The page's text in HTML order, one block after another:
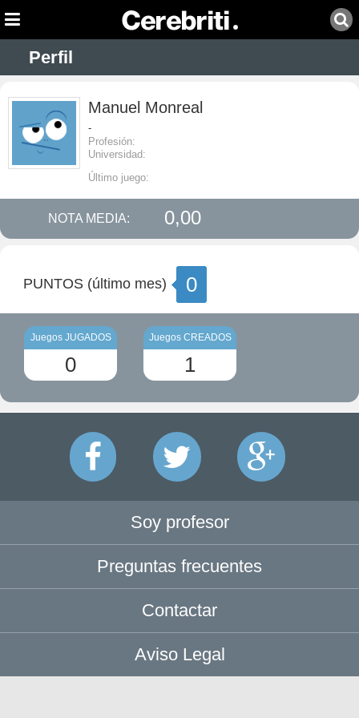
Perfil
Manuel Monreal
-
Profesión:
Universidad:
Último juego:
NOTA MEDIA: 0,00
PUNTOS (último mes) 0
Juegos JUGADOS
0
Juegos CREADOS
1
Soy profesor
Preguntas frecuentes
Contactar
Aviso Legal